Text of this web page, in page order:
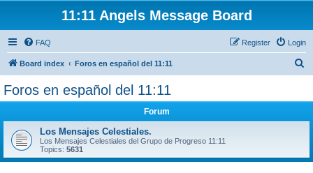
11:11 Angels Message Board
FAQ Login
Register
Board index Foros en español del 11:11
Foros en español del 11:11
Forum
Los Mensajes Celestiales.
Los Mensajes Celestiales del Grupo de Progreso 11:11
Topics: 5631